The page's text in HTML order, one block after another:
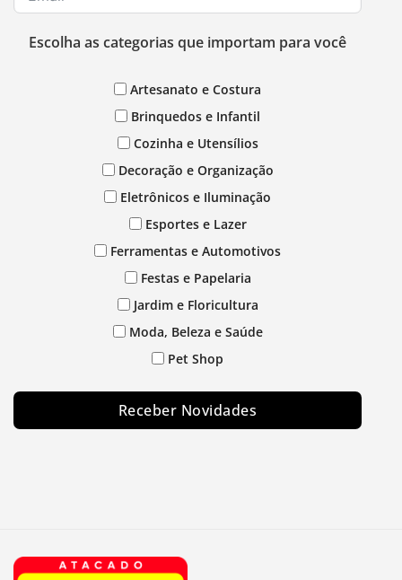
Escolha as categorias que importam para você
Artesanato e Costura
Brinquedos e Infantil
Cozinha e Utensílios
Decoração e Organização
Eletrônicos e Iluminação
Esportes e Lazer
Ferramentas e Automotivos
Festas e Papelaria
Jardim e Floricultura
Moda, Beleza e Saúde
Pet Shop
Receber Novidades